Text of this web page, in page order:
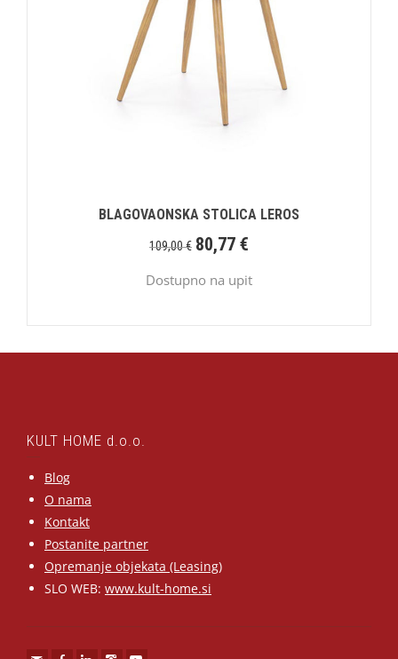
BLAGOVAONSKA STOLICA LEROS
109,00€ 80,77 €
Dostupno na upit
KULT HOME d.o.o.
Blog
O nama
Kontakt
Postanite partner
Opremanje objekata (Leasing)
SLO WEB: www.kult-home.si